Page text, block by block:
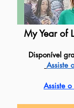
My Year of
Disponível
Assiste
Assiste